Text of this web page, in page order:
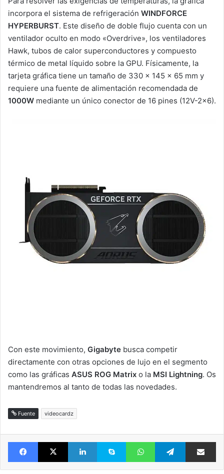
incorpora el sistema de refrigeración WINDFORCE
HYPERBURST. Este diseño de doble flujo cuenta con un
ventilador oculto en modo «Overdrive», los ventiladores
Hawk, tubos de calor superconductores y compuesto
térmico de metal líquido sobre la GPU. Físicamente, la
tarjeta gráfica tiene un tamaño de 330 × 145 × 65 mm y
requiere una fuente de alimentación recomendada de
1000W mediante un único conector de 16 pines (12V-2×6).
Con este movimiento, Gigabyte busca competir
directamente con otras opciones de lujo en el segmento
como las gráficas ASUS ROG Matrix o la MSI Lightning. Os
mantendremos al tanto de todas las novedades.
Fuente videocardz
FacebookX LinkedIn Skype WhatsAppTelegram